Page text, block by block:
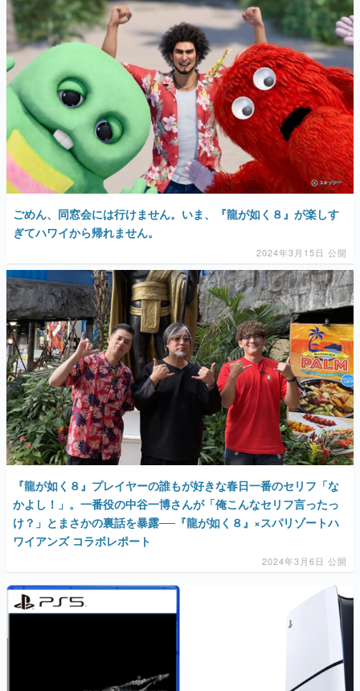
ごめん、同窓会には行けません。いま、『龍が如く８』が楽しす
ぎてハワイから帰れません。
2024年3月15日 公開
『龍が如く８』プレイヤーの誰もが好きな春日一番のセリフ「な
かよし！」。一番役の中谷一博さんが「俺こんなセリフ言ったっ
け？」とまさかの裏話を暴露──『龍が如く８』×スパリゾートハ
ワイアンズ コラボレポート
2024年3月6日 公開